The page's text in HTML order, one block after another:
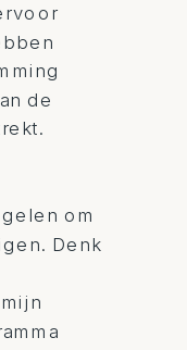
de
om
Denk